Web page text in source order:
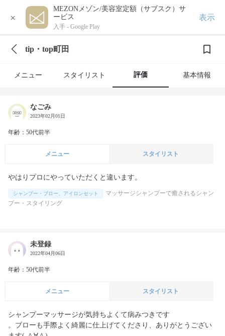
×
MEZONメゾン/美容室定額（サブスク）サ
ービス
入手 - Google Play
表示
tip・top町田
メニュー スタイリスト 評価 基本情報
なごみ
2023年02月01日
年齢：50代前半
メニュー スタイリスト
シャンプー・ブロー、アイロンセット
マッサージシャンプーで癒されるシャン
プー・スタイリング
未登録
2022年04月06日
年齢：50代前半
メニュー スタイリスト
シャンプーマッサージが気持ちよくて病みつきです
。ブローも手際よく綺麗に仕上げてくださり、ありがとうござい